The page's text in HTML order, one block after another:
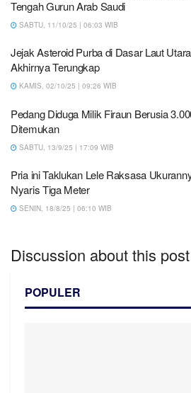
Tengah Gurun Arab Saudi
SABTU, 11/10/25 | 06:03 WIB
Jejak Asteroid Purba di Dasar Laut Utara
Akhirnya Terungkap
KAMIS, 02/10/25 | 09:26 WIB
Pedang Diduga Milik Firaun Berusia
Ditemukan
SABTU, 13/9/25 | 17:09 WIB
Pria ini Taklukan Lele Raksasa
Nyaris Tiga Meter
SENIN, 18/8/25 | 06:10 WIB
Discussion about this post
POPULER